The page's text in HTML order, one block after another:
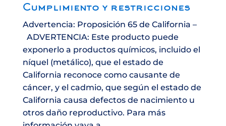
Cumplimiento y restricciones
Advertencia: Proposición 65 de California –
ADVERTENCIA: Este producto puede
exponerlo a productos químicos, incluido el
níquel (metálico), que el estado de
California reconoce como causante de
cáncer, y el cadmio, que según el estado de
California causa defectos de nacimiento u
otros daño reproductivo. Para más